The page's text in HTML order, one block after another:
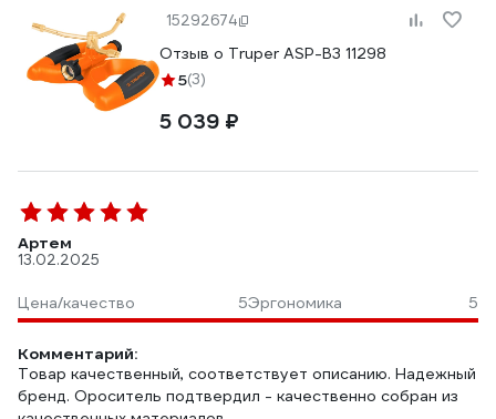
15292674
Отзыв о Truper ASP-B3 11298
5(3)
5 039 ₽
Артем
13.02.2025
Цена/качество 5Эргономика 5
Комментарий:
Товар качественный, соответствует описанию. Надежный
бренд. Ороситель подтвердил - качественно собран из